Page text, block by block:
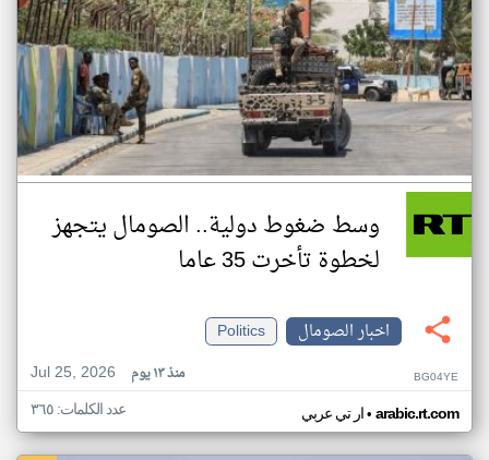
وسط ضغوط دولية.. الصومال يتجهز
لخطوة تأخرت 35 عاما
اخبار الصومال
Politics
Jul 25, 2026
منذ ١٣ يوم BG04YE
ار تي عربي• arabic.rt.com عدد الكلمات: ٣٦٥